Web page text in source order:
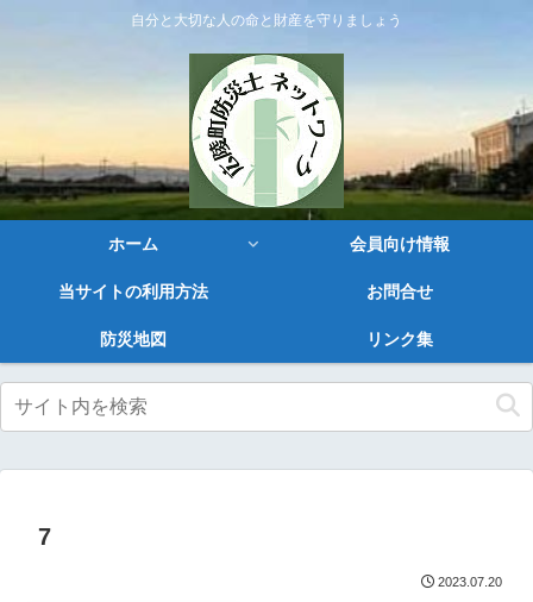
自分と大切な人の命と財産を守りましょう
ホーム 会員向け情報
当サイトの利用方法 お問合せ
防災地図 リンク集
7
2023.07.20